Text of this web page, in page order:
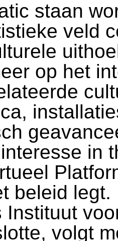
staan
veld
op het
in
beleid legt.
Instituut
volgt